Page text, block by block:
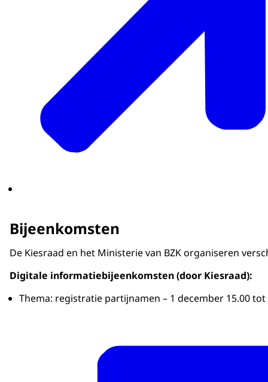
Bijeenkomsten
De Kiesraad en het Ministerie van BZK organiseren
Digitale informatiebijeenkomsten (door Kiesraad):
Thema: registratie partijnamen – 1 december 15.00